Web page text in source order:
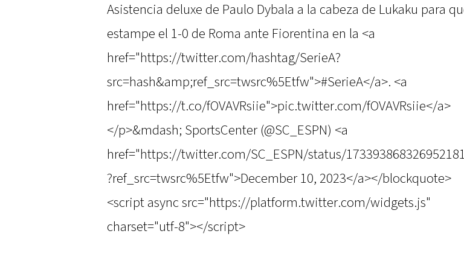
Asistencia deluxe de Paulo Dybala a la cabeza de Lukaku para
estampe el 1-0 de Roma ante Fiorentina en la <a
href="https://twitter.com/hashtag/SerieA?
src=hash&amp;ref_src=twsrc%5Etfw">#SerieA</a>. <a
href="https://t.co/fOVAVRsiie">pic.twitter.com/fOVAVRsiie</a>
</p>&mdash; SportsCenter (@SC_ESPN) <a
href="https://twitter.com/SC_ESPN/status/
?ref_src=twsrc%5Etfw">December 10, 2023</a></blockquote>
<script async src="https://platform.twitter.com/widgets.js"
charset="utf-8"></script>